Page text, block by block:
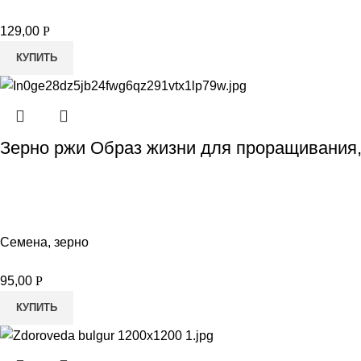
129,00 Р
КУПИТЬ
Зерно ржи Образ жизни для
Семена, зерно
95,00 Р
КУПИТЬ